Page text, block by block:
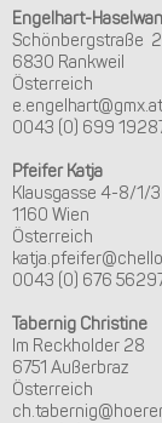
Engelhart-
Schönbergstraße
6830 Rankweil
Österreich
0043 (0) 699
Pfeifer Katja
Klausgasse 4-8/1/3
1160 Wien
Österreich
0043 (0) 676
Tabernig Christine
Im Reckholder 28
6751 Außerbraz
Österreich